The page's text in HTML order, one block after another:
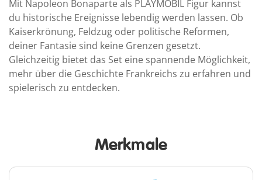
Mit Napoleon Bonaparte als PLAYMOBIL Figur kannst
du historische Ereignisse lebendig werden lassen. Ob
Kaiserkrönung, Feldzug oder politische Reformen,
deiner Fantasie sind keine Grenzen gesetzt.
Gleichzeitig bietet das Set eine spannende Möglichkeit,
mehr über die Geschichte Frankreichs zu erfahren und
spielerisch zu entdecken.
Merkmale